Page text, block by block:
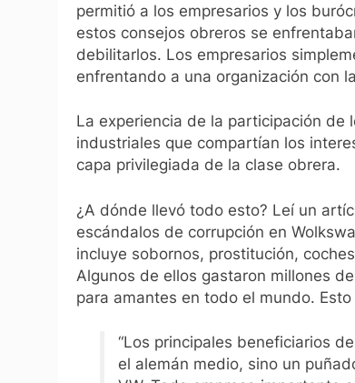
permitió a los empresarios y los
estos consejos obreros se
debilitarlos. Los empresarios
enfrentando a una organización con
La experiencia de la participación de
industriales que compartían los
capa privilegiada de la clase obrera.
¿A dónde llevó todo esto? Leí un
escándalos de corrupción en
incluye sobornos, prostitución,
Algunos de ellos gastaron millones
para amantes en todo el mundo.
“Los principales beneficiarios
el alemán medio, sino un